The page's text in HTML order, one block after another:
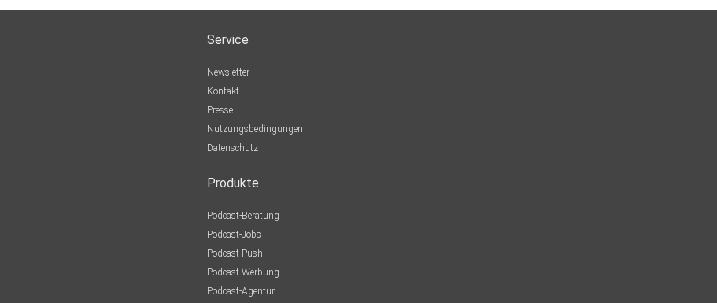
Service
Newsletter
Kontakt
Presse
Nutzungsbedingungen
Datenschutz
Produkte
Podcast-Beratung
Podcast-Jobs
Podcast-Push
Podcast-Werbung
Podcast-Agentur